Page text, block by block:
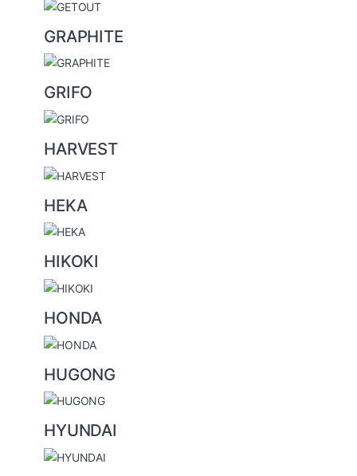
GRAPHITE
GRIFO
HARVEST
HEKA
HIKOKI
HONDA
HUGONG
HYUNDAI